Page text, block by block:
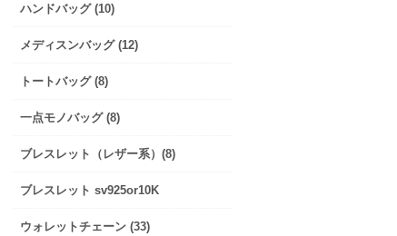
ハンドバッグ (10)
メディスンバッグ (12)
トートバッグ (8)
一点モノバッグ (8)
ブレスレット（レザー系）(8)
ブレスレット sv925or10K
ウォレットチェーン (33)